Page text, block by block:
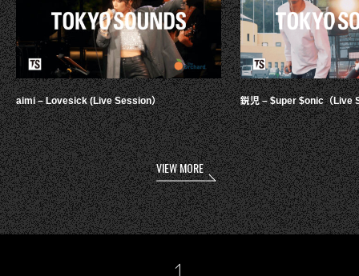
aimi – Lovesick (Live Session） 鋭児 – $uper $onic（Live
VIEW MORE